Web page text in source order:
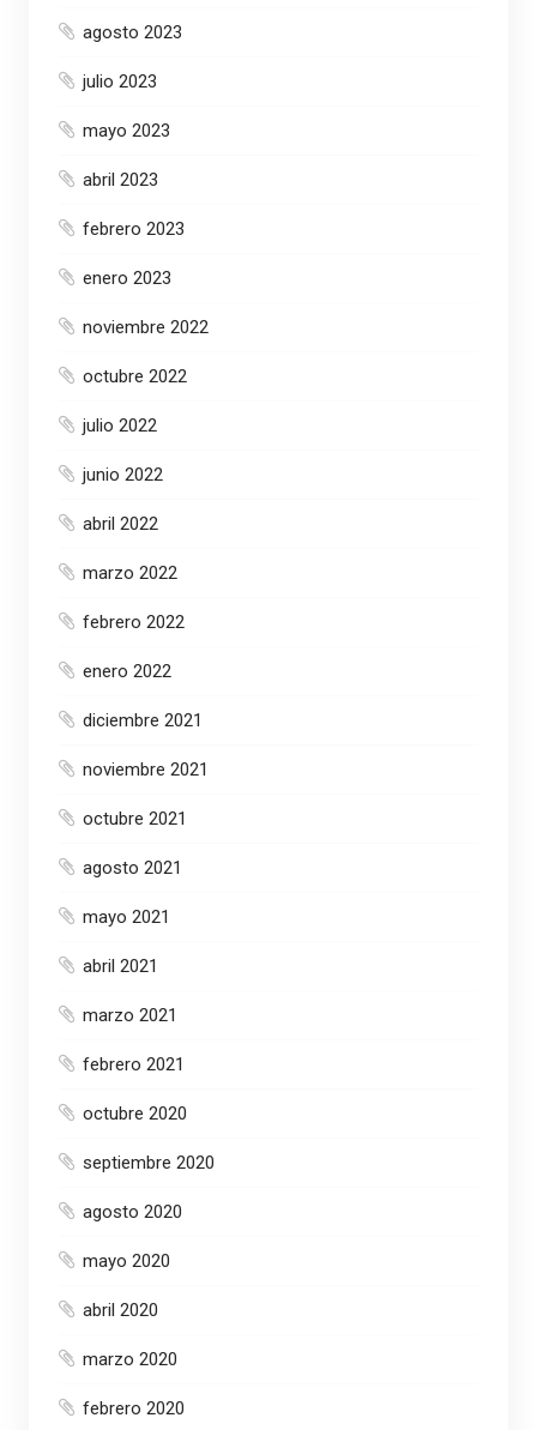
agosto 2023
julio 2023
mayo 2023
abril 2023
febrero 2023
enero 2023
noviembre 2022
octubre 2022
julio 2022
junio 2022
abril 2022
marzo 2022
febrero 2022
enero 2022
diciembre 2021
noviembre 2021
octubre 2021
agosto 2021
mayo 2021
abril 2021
marzo 2021
febrero 2021
octubre 2020
septiembre 2020
agosto 2020
mayo 2020
abril 2020
marzo 2020
febrero 2020